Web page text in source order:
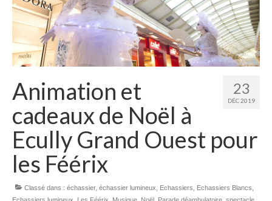
Professionnels/Event managers
Les Danseuses Bulles
23
DÉC 2019
Animation et
cadeaux de Noël à
Ecully Grand Ouest pour
les Féérix
Classé dans : échassier, échassier lumineux, Echassiers, Echassiers Blancs,